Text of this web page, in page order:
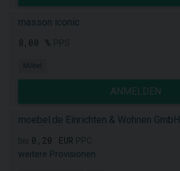
masson iconic
8,00 %
Möbel
ANMELDEN
moebel.de Einrichten & Wohnen GmbH
0,20 EUR
weitere Provisionen